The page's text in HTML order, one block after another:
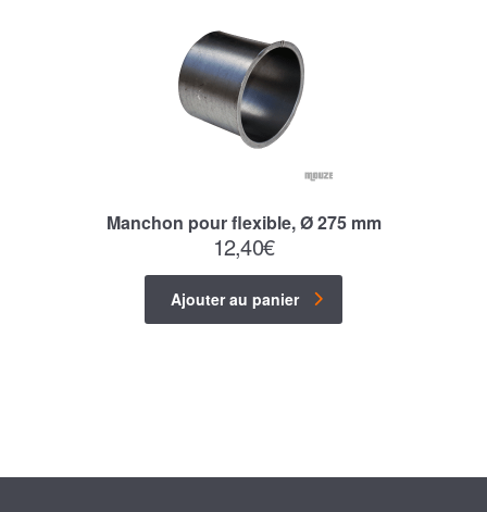
Manchon pour flexible, Ø 275 mm
12,40€
Ajouter au panier